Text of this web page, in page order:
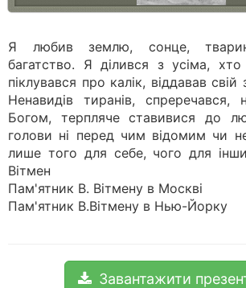
Я любив землю, сонце,
багатство. Я ділився з усіма,
піклувався про калік, віддавав свій
Ненавидів тиранів,
Богом, терпляче ставивися до
голови ні перед чим відомим чи
лише того для себе, чого для
Вітмен
Пам'ятник В. Вітмену в Москві
Пам'ятник В.Вітмену в Нью-Йорку
Завантажити